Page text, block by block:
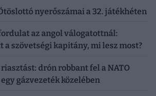
nyerőszámai a 32. játékhéten
az angol válogatottnál:
a szövetségi kapitány, mi lesz most?
drón robbant fel a NATO
gázvezeték közelében